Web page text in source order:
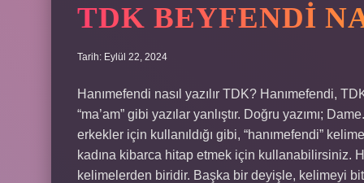
TDK BEYFENDI
Tarih: Eylül 22, 2024
Hanımefendi nasıl yazılır TDK? Hanımefendi,
“ma’am” gibi yazılar yanlıştır. Doğru yazımı;
erkekler için kullanıldığı gibi, “hanımefendi”
kadına kibarca hitap etmek için kullanabilirsiniz.
kelimelerden biridir. Başka bir deyişle, kelimeyi